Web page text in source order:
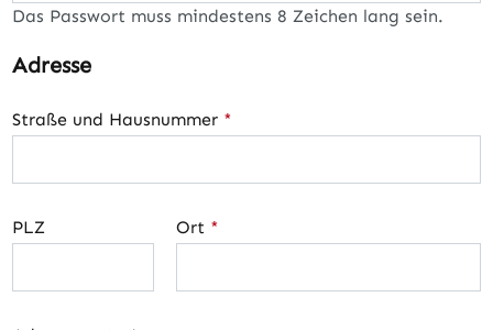
Das Passwort muss mindestens 8 Zeichen lang sein.
Adresse
Straße und Hausnummer *
PLZ Ort *